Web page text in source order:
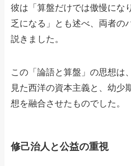
彼は「算盤だけでは傲慢にな
乏になる」とも述べ、両者の
説きました。
この「論語と算盤」の思想は
見た西洋の資本主義と、幼少
想を融合させたものでした。
修己治人と公益の重視